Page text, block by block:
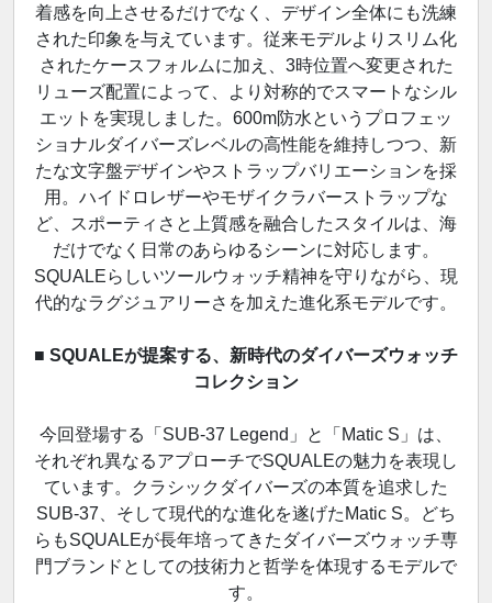
着感を向上させるだけでなく、デザイン全体にも洗練
された印象を与えています。従来モデルよりスリム化
されたケースフォルムに加え、3時位置へ変更された
リューズ配置によって、より対称的でスマートなシル
エットを実現しました。600m防水というプロフェッ
ショナルダイバーズレベルの高性能を維持しつつ、新
たな文字盤デザインやストラップバリエーションを採
用。ハイドロレザーやモザイクラバーストラップな
ど、スポーティさと上質感を融合したスタイルは、海
だけでなく日常のあらゆるシーンに対応します。
SQUALEらしいツールウォッチ精神を守りながら、現
代的なラグジュアリーさを加えた進化系モデルです。
■ SQUALEが提案する、新時代のダイバーズウォッチ
コレクション
今回登場する「SUB-37 Legend」と「Matic S」は、
それぞれ異なるアプローチでSQUALEの魅力を表現し
ています。クラシックダイバーズの本質を追求した
SUB-37、そして現代的な進化を遂げたMatic S。どち
らもSQUALEが長年培ってきたダイバーズウォッチ専
門ブランドとしての技術力と哲学を体現するモデルで
す。